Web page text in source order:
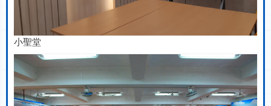
小聖堂